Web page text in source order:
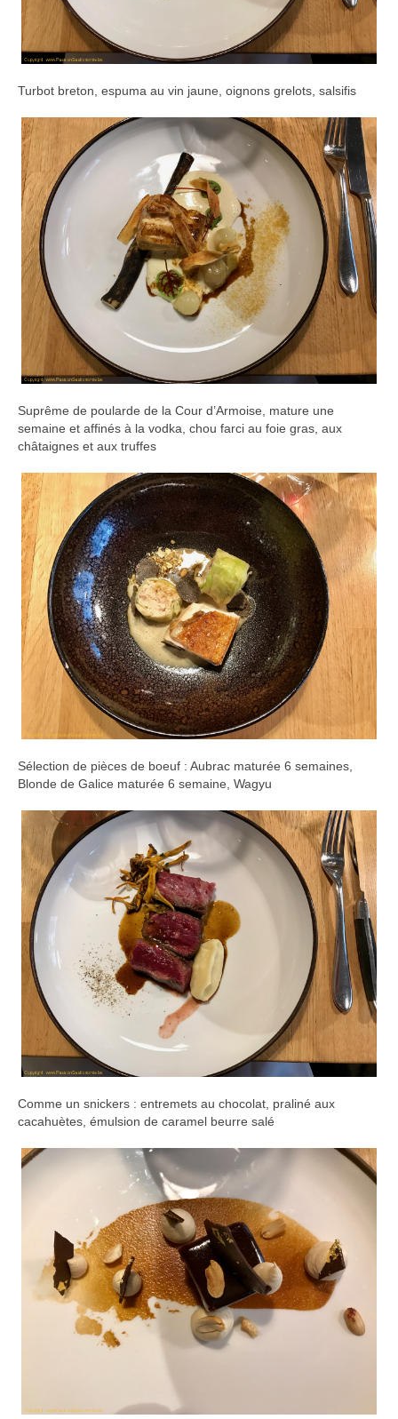
Turbot breton, espuma au vin jaune, oignons grelots, salsifis
Suprême de poularde de la Cour d’Armoise, mature une
semaine et affinés à la vodka, chou farci au foie gras, aux
châtaignes et aux truffes
Sélection de pièces de boeuf : Aubrac maturée 6 semaines,
Blonde de Galice maturée 6 semaine, Wagyu
Comme un snickers : entremets au chocolat, praliné aux
cacahuètes, émulsion de caramel beurre salé